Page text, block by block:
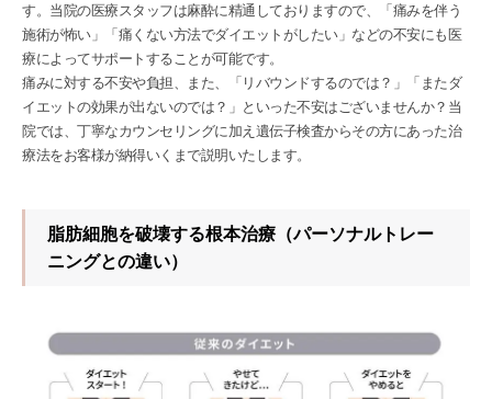
す。当院の医療スタッフは麻酔に精通しておりますので、「痛みを伴う
施術が怖い」「痛くない方法でダイエットがしたい」などの不安にも医
療によってサポートすることが可能です。
痛みに対する不安や負担、また、「リバウンドするのでは？」「またダ
イエットの効果が出ないのでは？」といった不安はございませんか？当
院では、丁寧なカウンセリングに加え遺伝子検査からその方にあった治
療法をお客様が納得いくまで説明いたします。
脂肪細胞を破壊する根本治療（パーソナルトレー
ニングとの違い）